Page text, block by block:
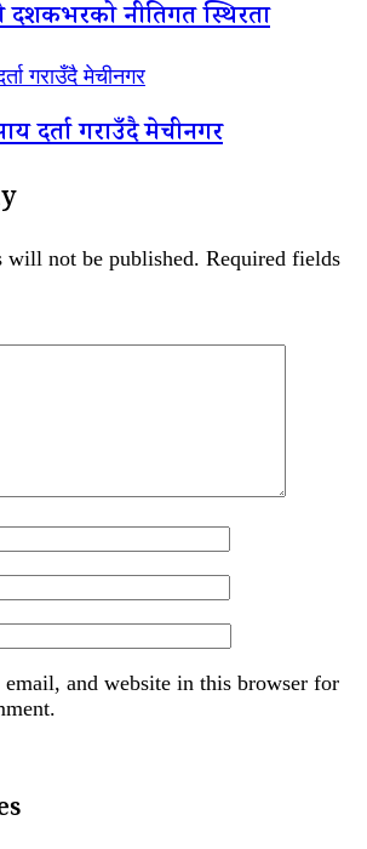
नीतिगत स्थिरता
गराउँदै मेचीनगर
दर्ता गराउँदै मेचीनगर
will not be published. Required fields
email, and website in this browser for